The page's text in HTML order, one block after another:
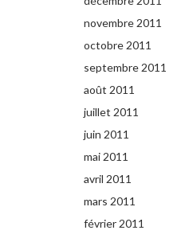
novembre 2011
octobre 2011
septembre 2011
août 2011
juillet 2011
juin 2011
mai 2011
avril 2011
mars 2011
février 2011